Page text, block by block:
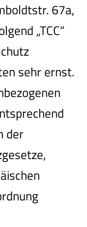
67a,
„TCC“
sehr ernst.
der